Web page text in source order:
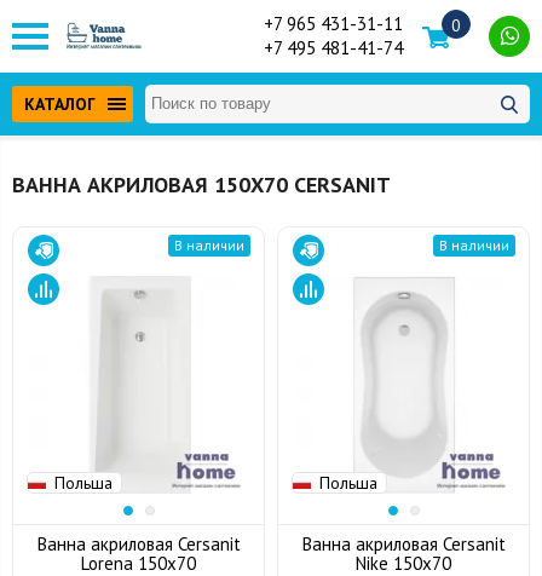
+7 965 431-31-11
+7 495 481-41-74
0
КАТАЛОГ
ВАННА АКРИЛОВАЯ 150Х70 CERSANIT
Польша
В наличии
Ванна акриловая Cersanit
Lorena 150x70
Польша
В наличии
Ванна акриловая Cersanit
Nike 150x70